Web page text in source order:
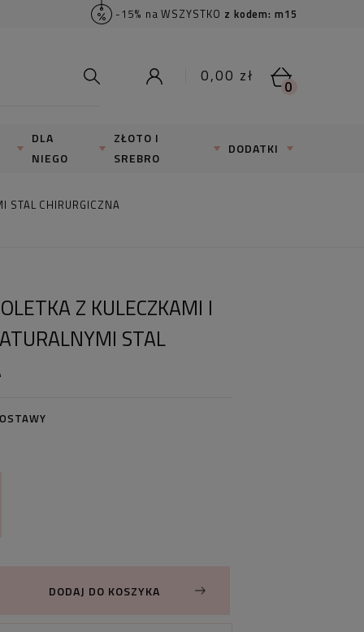
-15% na WSZYSTKO z kodem: m15
0,00 zł
0
DLA
NIEGO
ZŁOTO I
SREBRO
DODATKI
STAL CHIRURGICZNA
Z KULECZKAMI I
STAL
DODAJ DO KOSZYKA